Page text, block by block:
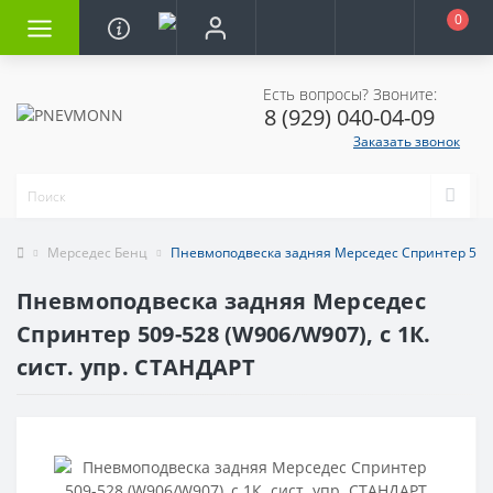
0
Есть вопросы? Звоните:
8 (929) 040-04-09
Заказать звонок
Мерседес Бенц Пневмоподвеска задняя Мерседес Спринтер
Пневмоподвеска задняя Мерседес
Спринтер 509-528 (W906/W907), с 1К.
сист. упр. СТАНДАРТ